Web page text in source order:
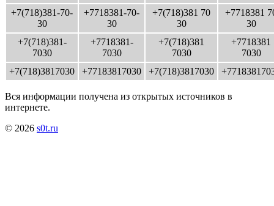
+7(718)381-70-
30
+7718381-70-
30
+7(718)381 70
30
+7718381
30
+7(718)381-
7030
+7718381-
7030
+7(718)381
7030
+7718381
7030
+7(718)3817030
+77183817030 +7(718)3817030
Вся информации получена из открытых источников в
интернете.
© 2026 s0t.ru